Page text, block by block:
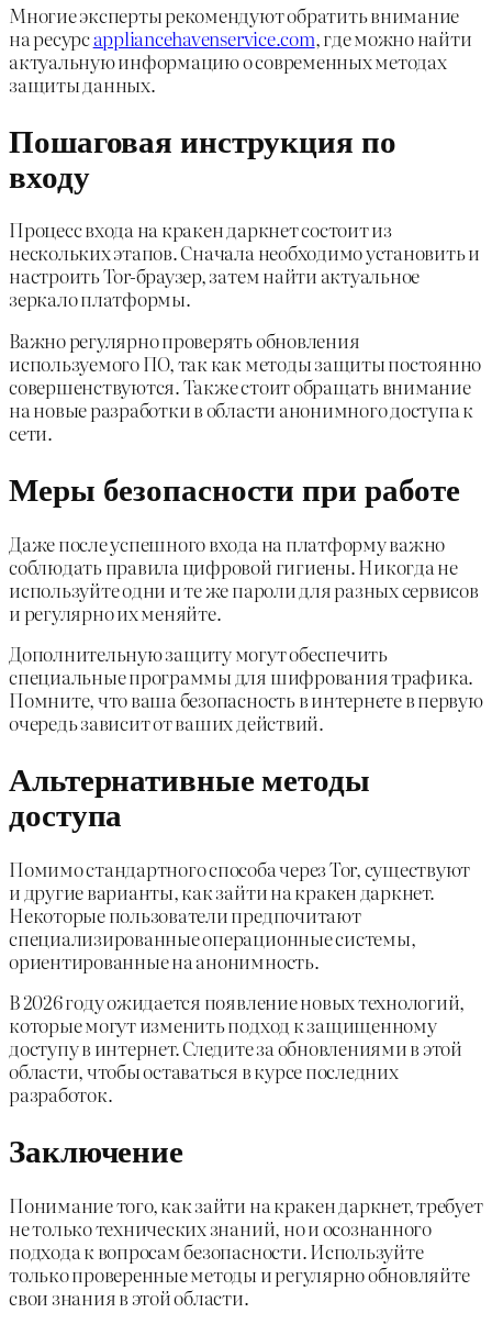
Многие эксперты рекомендуют обратить внимание
на ресурсappliancehavenservice.com, где можно найти
актуальную информацию о современных методах
защиты данных.
Пошаговая инструкция по
входу
Процесс входа на кракен даркнет состоит из
нескольких этапов. Сначала необходимо установить и
настроить Tor-браузер, затем найти актуальное
зеркало платформы.
Важно регулярно проверять обновления
используемого ПО, так как методы защиты постоянно
совершенствуются. Также стоит обращать внимание
на новые разработки в области анонимного доступа к
сети.
Меры безопасности при работе
Даже после успешного входа на платформу важно
соблюдать правила цифровой гигиены. Никогда не
используйте одни и те же пароли для разных сервисов
и регулярно их меняйте.
Дополнительную защиту могут обеспечить
специальные программы для шифрования трафика.
Помните, что ваша безопасность в интернете в первую
очередь зависит от ваших действий.
Альтернативные методы
доступа
Помимо стандартного способа через Tor, существуют
и другие варианты, как зайти на кракен даркнет.
Некоторые пользователи предпочитают
специализированные операционные системы,
ориентированные на анонимность.
В 2026 году ожидается появление новых технологий,
которые могут изменить подход к защищенному
доступу в интернет. Следите за обновлениями в этой
области, чтобы оставаться в курсе последних
разработок.
Заключение
Понимание того, как зайти на кракен даркнет, требует
не только технических знаний, но и осознанного
подхода к вопросам безопасности. Используйте
только проверенные методы и регулярно обновляйте
свои знания в этой области.